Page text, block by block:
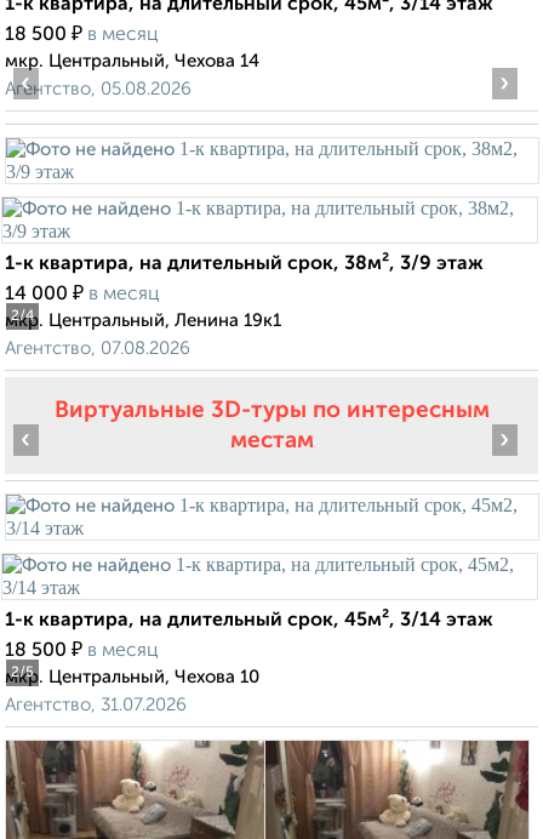
1-к квартира, на длительный срок, 45м², 3/14 этаж
18 500 ₽ в месяц
мкр. Центральный, Чехова 14
Агентство, 05.08.2026
2/4
‹ ›
1-к квартира, на длительный срок, 38м², 3/9 этаж
14 000 ₽ в месяц
мкр. Центральный, Ленина 19к1
Агентство, 07.08.2026
Виртуальные 3D-туры по интересным
местам
2/5
‹ ›
1-к квартира, на длительный срок, 45м², 3/14 этаж
18 500 ₽ в месяц
мкр. Центральный, Чехова 10
Агентство, 31.07.2026